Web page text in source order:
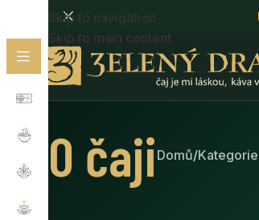
Skip to navigation
Skip to main content
O čaji Domů/